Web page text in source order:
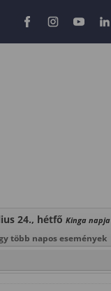
24., hétfő Kinga napja
több napos események